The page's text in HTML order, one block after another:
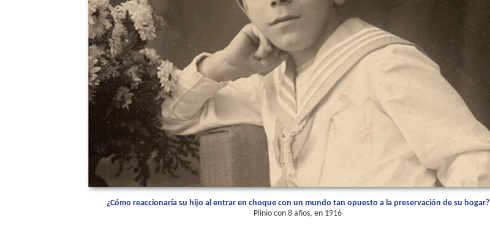
¿Cómo reaccionaría su hijo al entrar en choque con un mundo tan opuesto a la preservación de su hogar?
Plinio con 8 años, en 1916